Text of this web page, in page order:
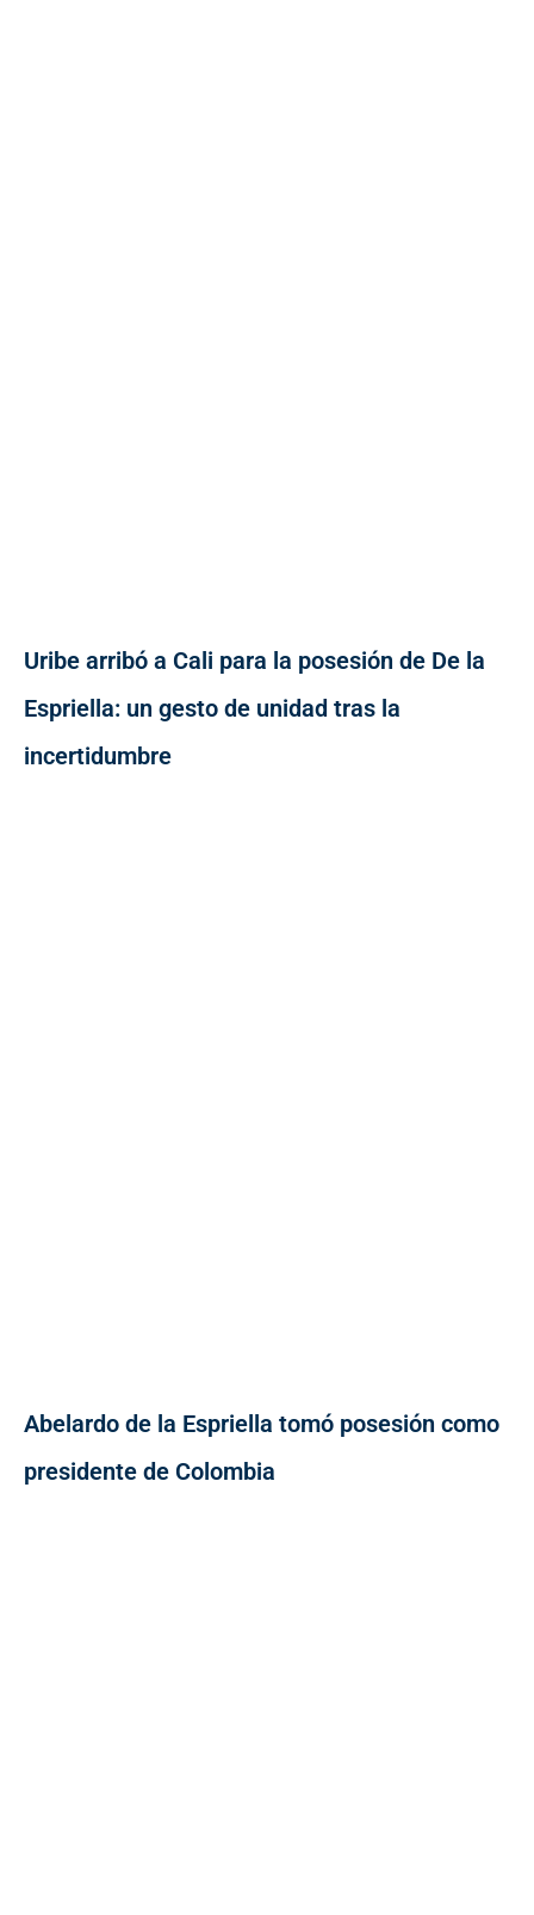
Uribe arribó a Cali para la posesión de De la
Espriella: un gesto de unidad tras la
incertidumbre
Abelardo de la Espriella tomó posesión como
presidente de Colombia